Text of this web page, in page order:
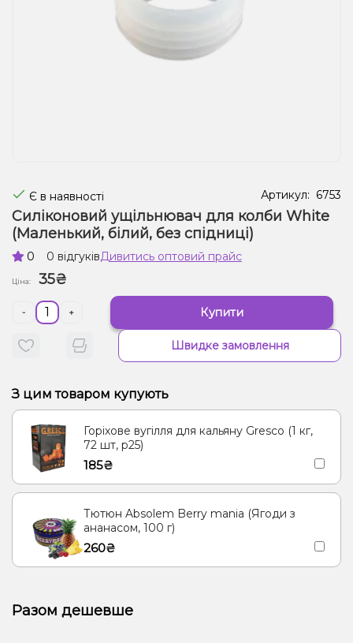
Рідини для електронних сигарет
Подарункові набори
Є в наявності Артикул: 6753
Силіконовий ущільнювач для колби White
(Маленький, білий, без спідниці)
0 0 відгуківДивитись оптовий прайс
Ціна: 35₴
- + Купити
Швидке замовлення
З цим товаром купують
Горіхове вугілля для кальяну Gresco (1 кг,
72 шт, р25)
185₴
Тютюн Absolem Berry mania (Ягоди з
ананасом, 100 г)
260₴
Разом дешевше